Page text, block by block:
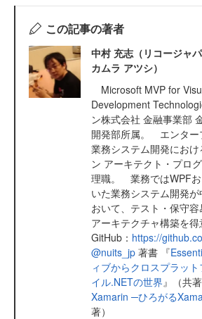
この記事の著者
中村 充志（リコージャ
カムラ アツシ）
Microsoft MVP for
Development
ン株式会社 金融事業部
開発部所属。 エンター
業務システム開発にお
ン アーキテクト・プロ
理職。 業務ではWPFお
いた業務システム開発
おいて、テスト・保守容
アーキテクチャ構築を得
GitHub： https://
@nuits_jp 著書 『
ィブからクロスプラッ
イル.NETの世界 』（共
Xamarin ─ひろがる
著）